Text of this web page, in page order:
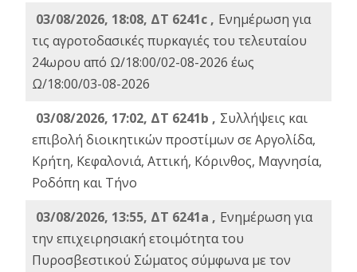
03/08/2026, 18:08, ΔΤ 6241c , Ενημέρωση για
τις αγροτοδασικές πυρκαγιές του τελευταίου
24ωρου από Ω/18:00/02-08-2026 έως
Ω/18:00/03-08-2026
03/08/2026, 17:02, ΔΤ 6241b , Συλλήψεις και
επιβολή διοικητικών προστίμων σε Αργολίδα,
Κρήτη, Κεφαλονιά, Αττική, Κόρινθος, Μαγνησία,
Ροδόπη και Τήνο
03/08/2026, 13:55, ΔΤ 6241a , Ενημέρωση για
την επιχειρησιακή ετοιμότητα του
Πυροσβεστικού Σώματος σύμφωνα με τον